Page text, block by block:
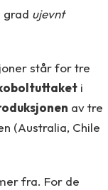
grad ujevnt
står for tre
i
av tre
(Australia, Chile
fra. For de